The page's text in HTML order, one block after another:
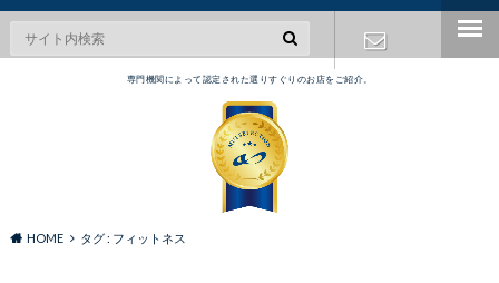
専門機関によって認定された選りすぐりのお店をご紹介。
HOME タグ : フィットネス